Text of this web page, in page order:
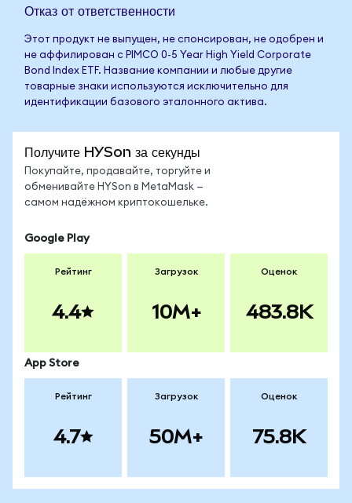
Отказ от ответственности
Этот продукт не выпущен, не спонсирован, не одобрен и
не аффилирован с PIMCO 0-5 Year High Yield Corporate
Bond Index ETF. Название компании и любые другие
товарные знаки используются исключительно для
идентификации базового эталонного актива.
Получите HYSon за секунды
Покупайте, продавайте, торгуйте и
обменивайте HYSon в MetaMask —
самом надёжном криптокошельке.
Google Play
Рейтинг
4.4
Загрузок
10M+
Оценок
483.8K
App Store
Рейтинг
4.7
Загрузок
50M+
Оценок
75.8K